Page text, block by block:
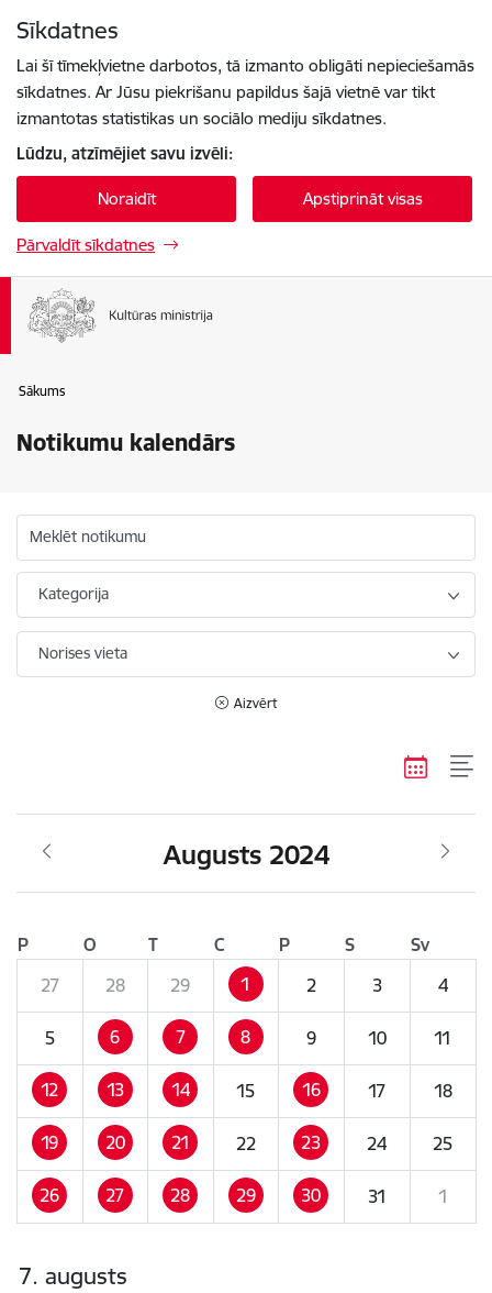
Sīkdatnes
Lai šī tīmekļvietne darbotos, tā izmanto obligāti nepieciešamās
sīkdatnes. Ar Jūsu piekrišanu papildus šajā vietnē var tikt
izmantotas statistikas un sociālo mediju sīkdatnes.
Lūdzu, atzīmējiet savu izvēli:
Noraidīt Apstiprināt visas
Pārvaldīt sīkdatnes
Sākums
Notikumu kalendārs
Meklēt notikumu
Kategorija
Norises vieta
Aizvērt
Augusts 2024
P O T C P S
Sv
27
28 29 1 2 3 4
5 6 7 8 9 10 11
12 13 14 15 16 17 18
19 20 21 22 23 24 25
26 27 28 29 30 31 1
7. augusts